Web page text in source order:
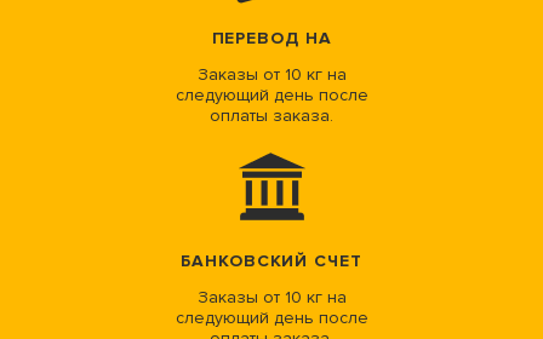
ПЕРЕВОД НА
Заказы от 10 кг на
следующий день после
оплаты заказа.
БАНКОВСКИЙ СЧЕТ
Заказы от 10 кг на
следующий день после